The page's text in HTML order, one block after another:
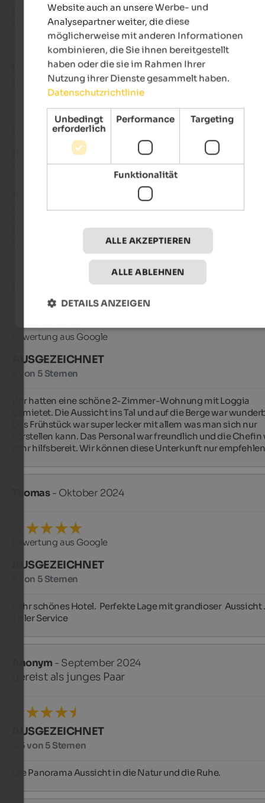
Alles Lage, Höflichkeit, Matratzen und der Ort San Martino di
Castrozza
- Juli 2025
gereist als junges Paar
Bewertung aus Google
AUSGEZEICHNET
4,8 von 5 Sternen
Tolles Hotel!Super Service!Freundliches Personal!Toller
- Juni 2025
Bewertung aus Google
AUSGEZEICHNET
5 von 5 Sternen
Wir hatten eine schöne 2-Zimmer-Wohnung mit Loggia
gemietet. Die Aussicht ins Tal und auf die Berge war
Das Frühstück war super lecker mit allem was man sich nur
vorstellen kann. Das Personal war freundlich und die Chefin
sehr hilfsbereit. Wir können diese Unterkunft nur
Thomas- Oktober 2024
Bewertung aus Google
AUSGEZEICHNET
5 von 5 Sternen
Sehr schönes Hotel.  Perfekte Lage mit grandioser  Aussicht .
Toller Service
Anonym - September 2024
gereist als junges Paar
AUSGEZEICHNET
4,5 von 5 Sternen
Die Panorama Aussicht in die Natur und die Ruhe.
Website auch an unsere Werbe- und
Analysepartner weiter, die diese
möglicherweise mit anderen Informationen
kombinieren, die Sie ihnen bereitgestellt
haben oder die sie im Rahmen Ihrer
Nutzung ihrer Dienste gesammelt haben.
Datenschutzrichtlinie
Unbedingt
erforderlich
Performance Targeting
Funktionalität
ALLE AKZEPTIEREN
ALLE ABLEHNEN
DETAILS ANZEIGEN